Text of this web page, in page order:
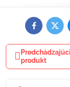
Facebook
Predchádzajúci
produkt